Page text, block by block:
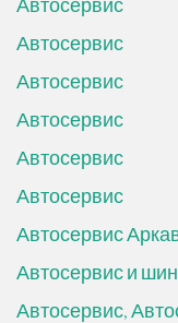
Автосервис
Автосервис
Автосервис
Автосервис
Автосервис
Автосервис
Автосервис и
Автосервис,